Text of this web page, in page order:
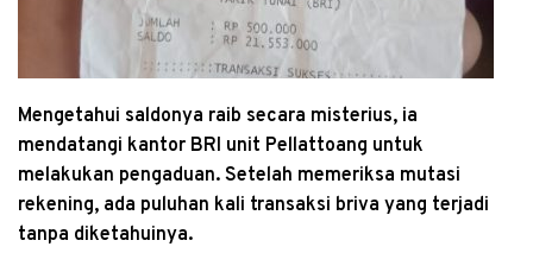
Mengetahui saldonya raib secara misterius, ia
mendatangi kantor BRI unit Pellattoang untuk
melakukan pengaduan. Setelah memeriksa mutasi
rekening, ada puluhan kali transaksi briva yang terjadi
tanpa diketahuinya.